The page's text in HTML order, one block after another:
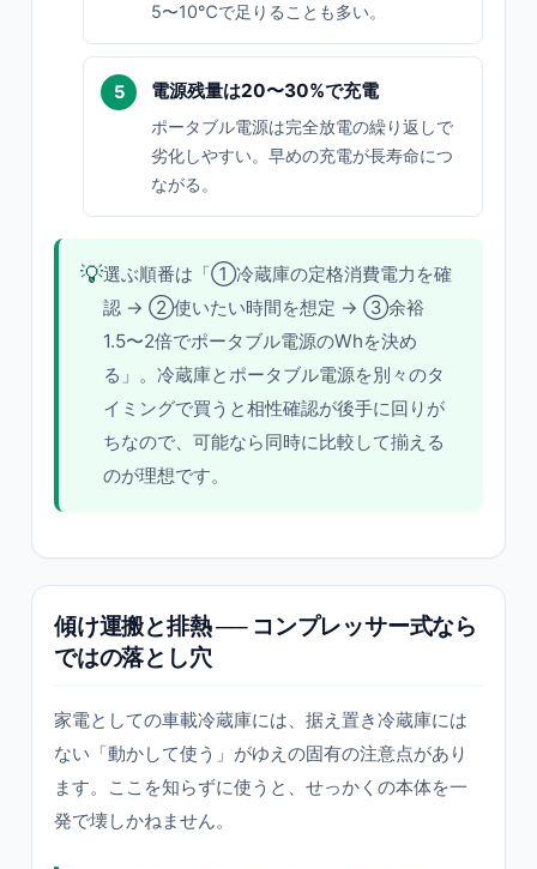
5〜10℃で足りることも多い。
電源残量は20〜30%で充電
ポータブル電源は完全放電の繰り返しで
劣化しやすい。早めの充電が長寿命につ
ながる。
💡選ぶ順番は「①冷蔵庫の定格消費電力を確
認 → ②使いたい時間を想定 → ③余裕
1.5〜2倍でポータブル電源のWhを決め
る」。冷蔵庫とポータブル電源を別々のタ
イミングで買うと相性確認が後手に回りが
ちなので、可能なら同時に比較して揃える
のが理想です。
傾け運搬と排熱 ── コンプレッサー式なら
ではの落とし穴
家電としての車載冷蔵庫には、据え置き冷蔵庫には
ない「動かして使う」がゆえの固有の注意点があり
ます。ここを知らずに使うと、せっかくの本体を一
発で壊しかねません。